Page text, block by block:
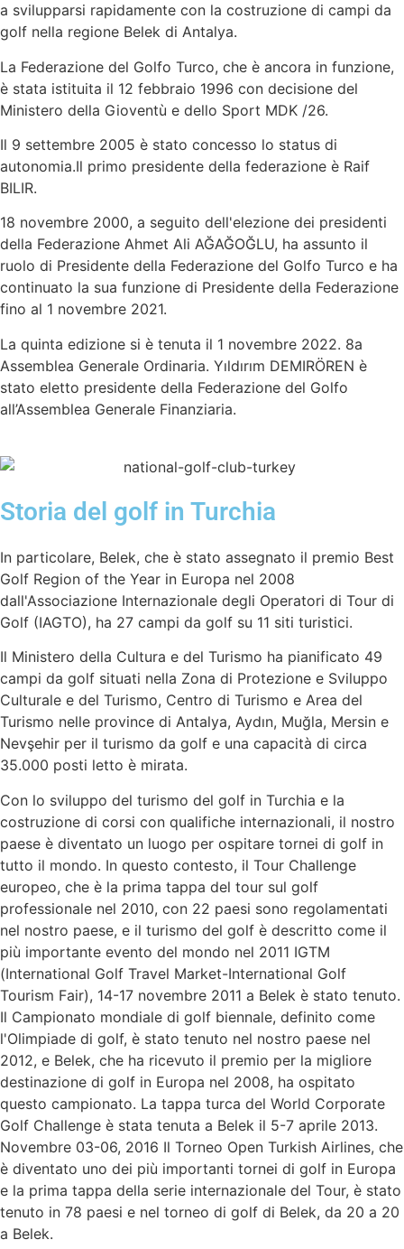
a svilupparsi rapidamente con la costruzione di campi da
golf nella regione Belek di Antalya.
La Federazione del Golfo Turco, che è ancora in funzione,
è stata istituita il 12 febbraio 1996 con decisione del
Ministero della Gioventù e dello Sport MDK /26.
Il 9 settembre 2005 è stato concesso lo status di
autonomia.Il primo presidente della federazione è Raif
BILIR.
18 novembre 2000, a seguito dell'elezione dei presidenti
della Federazione Ahmet Ali AĞAĞOĞLU, ha assunto il
ruolo di Presidente della Federazione del Golfo Turco e ha
continuato la sua funzione di Presidente della Federazione
fino al 1 novembre 2021.
La quinta edizione si è tenuta il 1 novembre 2022. 8a
Assemblea Generale Ordinaria. Yıldırım DEMIRÖREN è
stato eletto presidente della Federazione del Golfo
all’Assemblea Generale Finanziaria.
Storia del golf in Turchia
In particolare, Belek, che è stato assegnato il premio Best
Golf Region of the Year in Europa nel 2008
dall'Associazione Internazionale degli Operatori di Tour di
Golf (IAGTO), ha 27 campi da golf su 11 siti turistici.
Il Ministero della Cultura e del Turismo ha pianificato 49
campi da golf situati nella Zona di Protezione e Sviluppo
Culturale e del Turismo, Centro di Turismo e Area del
Turismo nelle province di Antalya, Aydın, Muğla, Mersin e
Nevşehir per il turismo da golf e una capacità di circa
35.000 posti letto è mirata.
Con lo sviluppo del turismo del golf in Turchia e la
costruzione di corsi con qualifiche internazionali, il nostro
paese è diventato un luogo per ospitare tornei di golf in
tutto il mondo. In questo contesto, il Tour Challenge
europeo, che è la prima tappa del tour sul golf
professionale nel 2010, con 22 paesi sono regolamentati
nel nostro paese, e il turismo del golf è descritto come il
più importante evento del mondo nel 2011 IGTM
(International Golf Travel Market-International Golf
Tourism Fair), 14-17 novembre 2011 a Belek è stato tenuto.
Il Campionato mondiale di golf biennale, definito come
l'Olimpiade di golf, è stato tenuto nel nostro paese nel
2012, e Belek, che ha ricevuto il premio per la migliore
destinazione di golf in Europa nel 2008, ha ospitato
questo campionato. La tappa turca del World Corporate
Golf Challenge è stata tenuta a Belek il 5-7 aprile 2013.
Novembre 03-06, 2016 Il Torneo Open Turkish Airlines, che
è diventato uno dei più importanti tornei di golf in Europa
e la prima tappa della serie internazionale del Tour, è stato
tenuto in 78 paesi e nel torneo di golf di Belek, da 20 a 20
a Belek.